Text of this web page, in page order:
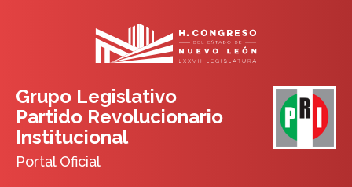
Grupo Legislativo
Partido Revolucionario
Institucional
Portal Oficial